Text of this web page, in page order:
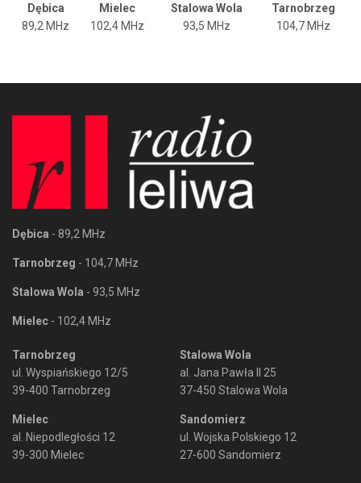
Dębica Mielec Stalowa Wola
Tarnobrzeg
89,2 MHz
102,4 MHz 93,5 MHz 104,7 MHz
Dębica - 89,2 MHz
Tarnobrzeg - 104,7 MHz
Stalowa Wola - 93,5 MHz
Mielec - 102,4 MHz
Tarnobrzeg
ul. Wyspiańskiego 12/5
39-400 Tarnobrzeg
Mielec
al. Niepodległości 12
39-300 Mielec
Stalowa Wola
al. Jana Pawła II 25
37-450 Stalowa Wola
Sandomierz
ul. Wojska Polskiego 12
27-600 Sandomierz